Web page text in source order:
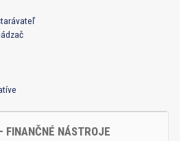
FINANČNÉ NÁSTROJE